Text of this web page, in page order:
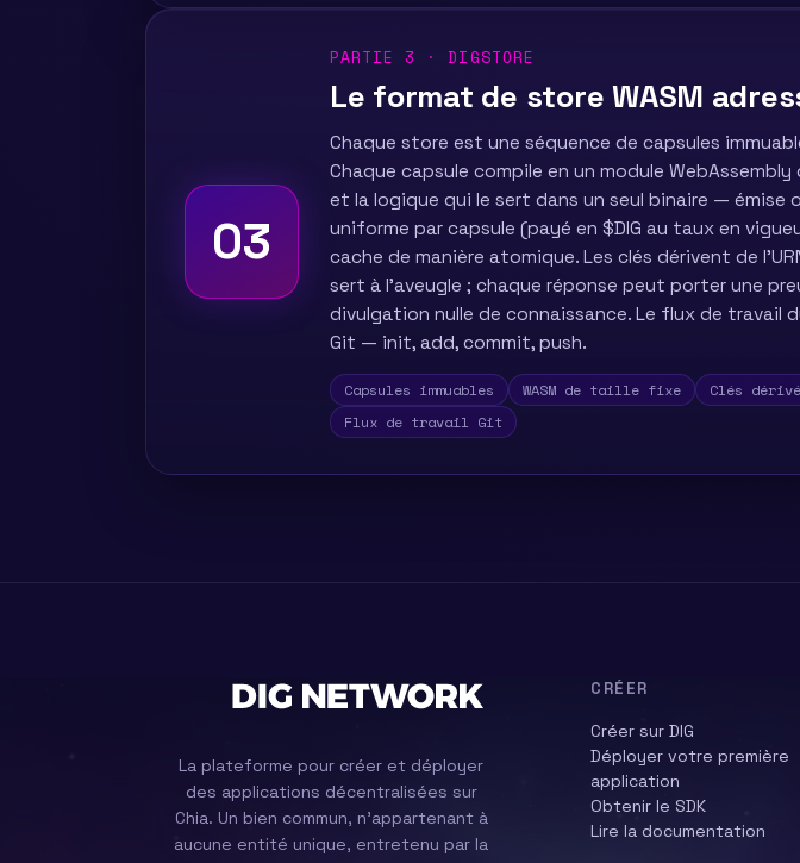
03
PARTIE 3 · DIGSTORE
Le format de store WASM
Chaque store est une séquence de capsules
Chaque capsule compile en un module
et la logique qui le sert dans un seul binaire — émise
uniforme par capsule (payé en $DIG au taux en
cache de manière atomique. Les clés dérivent de
sert à l'aveugle ; chaque réponse peut porter une
divulgation nulle de connaissance. Le flux de travail
Git — init, add, commit, push.
Capsules immuables WASM de taille fixe Clés
Flux de travail Git
La plateforme pour créer et déployer
des applications décentralisées sur
Chia. Un bien commun, n'appartenant à
aucune entité unique, entretenu par la
CRÉER
Créer sur DIG
Déployer votre première
application
Obtenir le SDK
Lire la documentation